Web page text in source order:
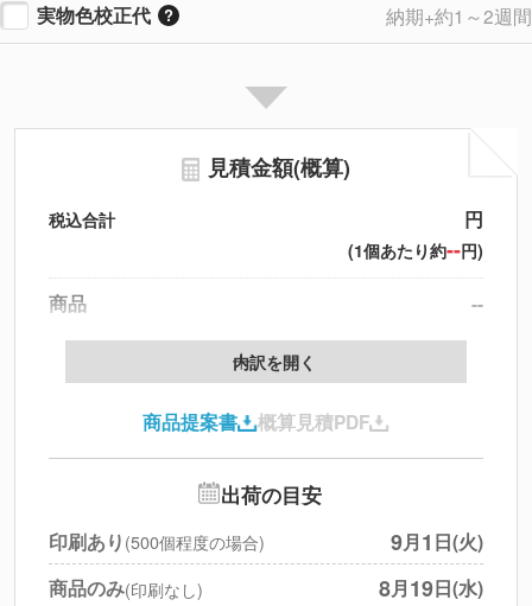
実物色校正代
納期+約1～2週間
見積金額(概算)
税込合計 円
(1個あたり約--円)
商品
--
製版代
印刷代
北海道・沖縄・離島 別途
円
※上記小計は税別です
内訳を開く
商品提案書 概算見積PDF
出荷の目安
印刷あり (500個程度の場合) 9月1 日(火)
商品のみ(印刷なし) 8月19日(水)